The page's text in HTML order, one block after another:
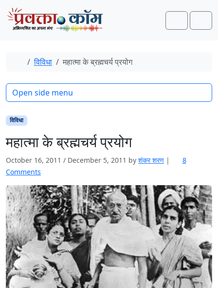
Skip to content
Skip to footer
Search
Home
विविधा महात्मा के ब्रह्मचर्य प्रयोग
विविधा
महात्मा के ब्रह्मचर्य प्रयोग
October 16, 2011 / December 5, 2011 by शंकर शरण |
8
Comments
म
हा
त्मा
के
ब्र
ह्म
र्य
प्र
यो
Open side menu